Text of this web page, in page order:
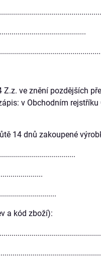
ve znění pozdějších
v Obchodním
14 dnů zakoupené
a kód zboží):